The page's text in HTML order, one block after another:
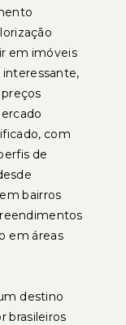
em imóveis
interessante,
com
de
bairros
em áreas
destino
brasileiros